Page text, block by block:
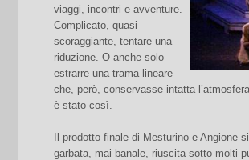
viaggi, incontri e avventure.
Complicato, quasi
scoraggiante, tentare una
riduzione. O anche solo
estrarre una trama lineare
che, però, conservasse intatta
è stato così.
Il prodotto finale di Mesturino e Angione
garbata, mai banale, riuscita sotto molti